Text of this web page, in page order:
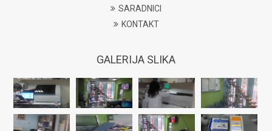
SARADNICI
KONTAKT
GALERIJA SLIKA